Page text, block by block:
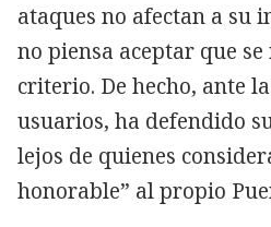
ataques no afectan a su
no piensa aceptar que
criterio. De hecho, ante
usuarios, ha defendido
lejos de quienes
honorable” al propio